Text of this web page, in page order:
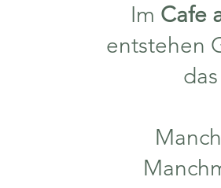
Im Cafe
entstehen